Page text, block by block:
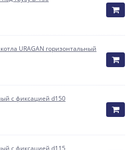
URAGAN горизонтальный
с фиксацией d150
с фиксацией d115